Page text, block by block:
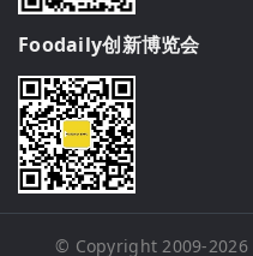
Foodaily创新博览会
© Copyright 2009-2026